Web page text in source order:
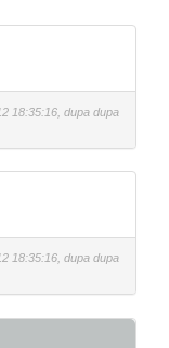
18:35:16, dupa dupa
18:35:16, dupa dupa